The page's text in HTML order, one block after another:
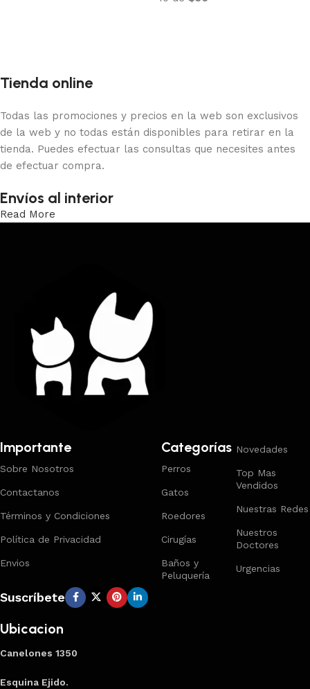
Tienda online
Todas las promociones y precios en la web son exclusivos
de la web y no todas están disponibles para retirar en la
tienda. Puedes efectuar las consultas que necesites antes
de efectuar compra.
Envíos al interior
Read More
Importante
Sobre Nosotros
Contactanos
Términos y Condiciones
Política de Privacidad
Envios
Categorías
Perros
Gatos
Roedores
Cirugías
Baños y
Peluquería
Novedades
Top Mas
Vendidos
Nuestras Redes
Nuestros
Doctores
Urgencias
Suscríbete
Ubicacion
Canelones 1350
Esquina Ejido.